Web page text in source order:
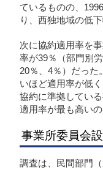
ているものの、
り、西独地域の低
次に協約適用率を
率が39％（部門別
20％、4％）だっ
いほど適用率が低
協約に準拠してい
適用率が最も高い
事業所委員会
調査は、民間部門